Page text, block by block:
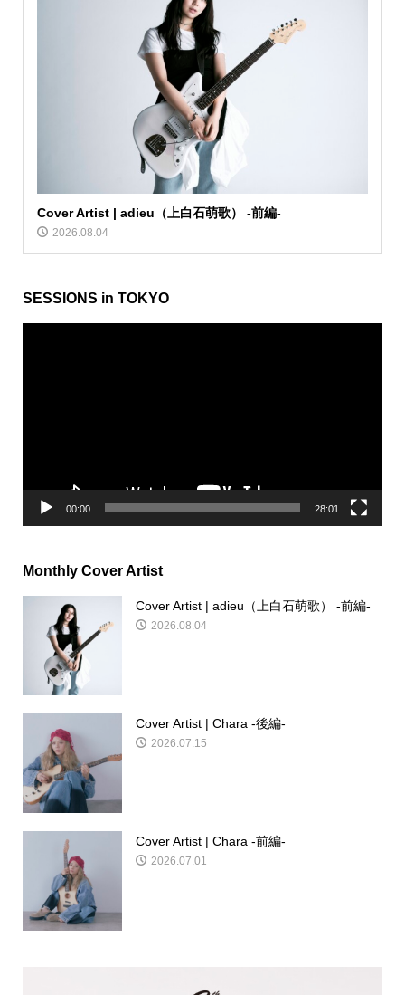
Cover Artist | adieu（上白石萌歌） -前編-
2026.08.04
SESSIONS in TOKYO
00:00 28:01
Monthly Cover Artist
Cover Artist | adieu（上白石萌歌） -前編-
2026.08.04
Cover Artist | Chara -後編-
2026.07.15
Cover Artist | Chara -前編-
2026.07.01